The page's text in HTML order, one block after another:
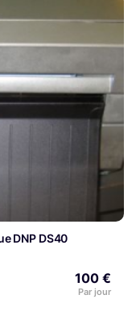
DNP DS40
100 €
Par jour